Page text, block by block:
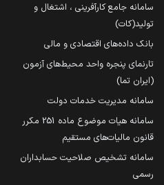
سامانه جامع کارآفرینی ، اشتغال و
تولید(کات)
بانک داده‌های اقتصادی و مالی
تارنمای پنجره واحد محیط‌های آزمون
(ایران تما)
سامانه مدیریت خدمات دولت
سامانه هیات موضوع ماده 251 مکرر
قانون مالیات‌های مستقیم
سامانه تشخیص صلاحیت حسابداران
رسمی